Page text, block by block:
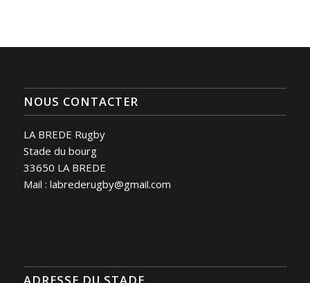
NOUS CONTACTER
LA BREDE Rugby
Stade du bourg
33650 LA BREDE
Mail : labrederugby@gmail.com
ADRESSE DU STADE